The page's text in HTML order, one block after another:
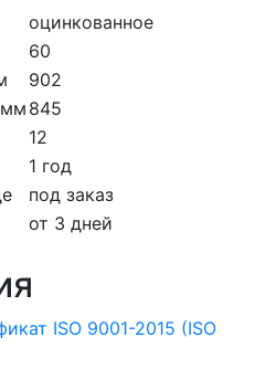
оцинкованное
60
902
мм 845
12
1 год
под заказ
от 3 дней
ISO 9001-2015 (ISO